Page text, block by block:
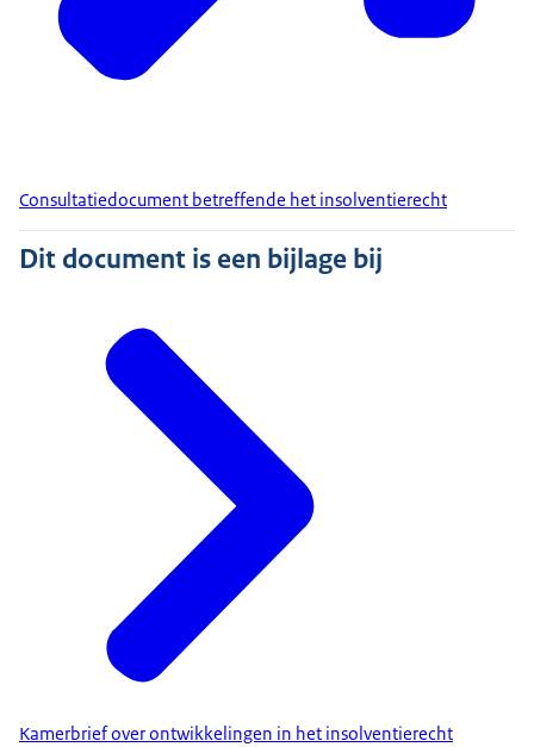
Consultatiedocument betreffende het insolventierecht
Dit document is een bijlage bij
Kamerbrief over ontwikkelingen in het insolventierecht